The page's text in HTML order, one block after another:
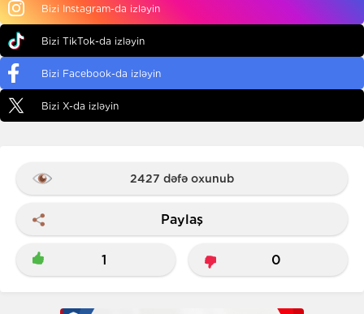
Bizi Instagram-da izləyin
Bizi TikTok-da izləyin
Bizi Facebook-da izləyin
Bizi X-da izləyin
2427 dəfə oxunub
Paylaş
1 0